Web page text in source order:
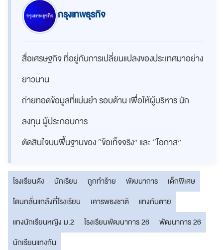
กรุงเทพธุรกิจ
สื่อเศรษฐกิจ ที่อยู่กับการเปลี่ยนแปลงของประเทศมาอย่าง
ยาวนาน
ถ่ายทอดข้อมูลที่แม่นยำ รอบด้าน เพื่อให้ผู้บริหาร นัก
ลงทุน ผู้ประกอบการ
ตัดสินใจบนพื้นฐานของ “ข้อเท็จจริง” และ “โอกาส”
โรงเรียนดัง นักเรียน ถูกทำร้าย พัฒนาการ
เด็กพิเศษ
โดนกลั่นแกล้งที่โรงเรียน
เคารพธงชาติ
แทงกันตาย
แทงนักเรียนหญิง ม.2
โรงเรียนพัฒนาการ 26
พัฒนาการ 26
นักเรียนแทงกัน